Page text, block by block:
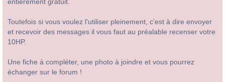
entièrement gratuit.
Toutefois si vous voulez l'utiliser pleinement, c'est à dire envoyer
et recevoir des messages il vous faut au préalable recenser votre
10HP.
Une fiche à compléter, une photo à joindre et vous pourrez
échanger sur le forum !